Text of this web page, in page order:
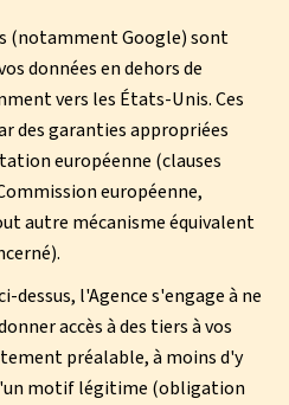
(notamment Google) sont
données en dehors de
vers les États-Unis. Ces
des garanties appropriées
européenne (clauses
européenne,
autre mécanisme équivalent
dessus, l'Agence s'engage à ne
accès à des tiers à vos
préalable, à moins d'y
motif légitime (obligation